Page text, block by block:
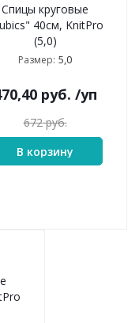
Спицы круговые
40см, KnitPro
(5,0)
Размер: 5,0
руб. /уп
672руб.
В корзину